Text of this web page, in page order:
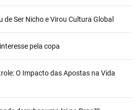
de Ser Nicho e Virou Cultura Global
pela copa
O Impacto das Apostas na Vida